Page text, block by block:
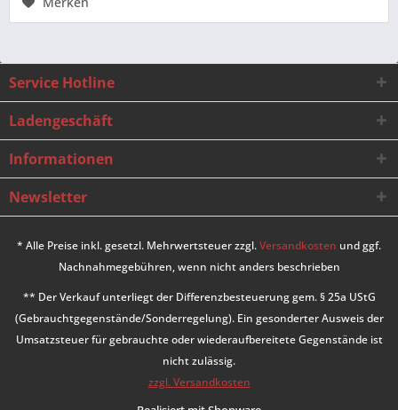
Service Hotline
Ladengeschäft
Informationen
Newsletter
* Alle Preise inkl. gesetzl. Mehrwertsteuer zzgl.Versandkosten und ggf.
Nachnahmegebühren, wenn nicht anders beschrieben
** Der Verkauf unterliegt der Differenzbesteuerung gem. § 25a UStG
(Gebrauchtgegenstände/Sonderregelung). Ein gesonderter Ausweis der
Umsatzsteuer für gebrauchte oder wiederaufbereitete Gegenstände ist
nicht zulässig.
zzgl. Versandkosten